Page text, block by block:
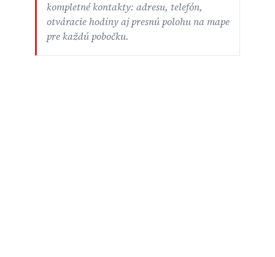
kompletné kontakty: adresu, telefón,
otváracie hodiny aj presnú polohu na mape
pre každú pobočku.